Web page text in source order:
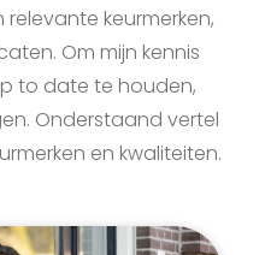
keurmerken,
Om mijn kennis
to date te houden,
Onderstaand vertel
en kwaliteiten.